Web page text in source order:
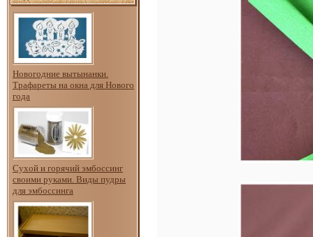
Новогодние вытынанки.
Трафареты на окна для Нового
года
Сухой и горячий эмбоссинг
своими руками. Виды пудры
для эмбоссинга